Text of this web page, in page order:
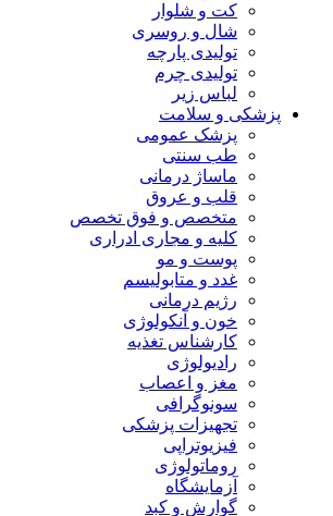
کت و شلوار
شال و روسری
تولیدی پارچه
تولیدی چرم
لباس زیر
پزشکی و سلامت
پزشک عمومی
طب سنتی
ماساژ درمانی
قلب و عروق
متخصص و فوق تخصص
کلیه و مجاری ادراری
پوست و مو
غدد و متابولیسم
رژیم درمانی
خون و آنکولوژی
کارشناس تغذیه
رادیولوژی
مغز و اعصاب
سونوگرافی
تجهیزات پزشکی
فیزیوتراپی
روماتولوژی
آزمایشگاه
گوارش و کبد